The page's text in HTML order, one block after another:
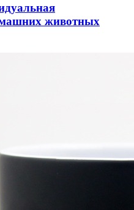
животных